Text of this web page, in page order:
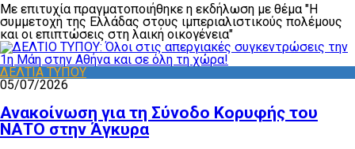
Με επιτυχία πραγματοποιήθηκε η εκδήλωση με θέμα "Η
συμμετοχή της Ελλάδας στους ιμπεριαλιστικούς πολέμους
και οι επιπτώσεις στη λαική οικογένεια"
ΔΕΛΤΙΑ ΤΥΠΟΥ
05/07/2026
Ανακοίνωση για τη Σύνοδο Κορυφής του
ΝΑΤΟ στην Άγκυρα